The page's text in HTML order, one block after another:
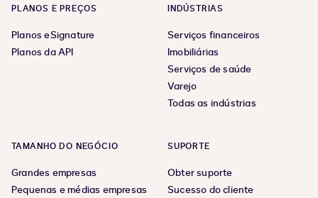
PLANOS E PREÇOS
Planos eSignature
Planos da API
INDÚSTRIAS
Serviços financeiros
Imobiliárias
Serviços de saúde
Varejo
Todas as indústrias
TAMANHO DO NEGÓCIO
Grandes empresas
Pequenas e médias empresas
SUPORTE
Obter suporte
Sucesso do cliente